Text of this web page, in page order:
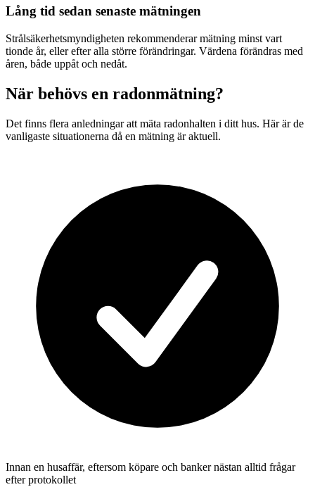
Lång tid sedan senaste mätningen
Strålsäkerhetsmyndigheten rekommenderar mätning minst vart
tionde år, eller efter alla större förändringar. Värdena förändras med
åren, både uppåt och nedåt.
När behövs en radonmätning?
Det finns flera anledningar att mäta radonhalten i ditt hus. Här är de
vanligaste situationerna då en mätning är aktuell.
Innan en husaffär, eftersom köpare och banker nästan alltid frågar
efter protokollet